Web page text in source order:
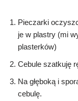
Pieczarki
je w plastry (mi
plasterków)
Cebule szatkuję
Na głęboką i
cebulę.